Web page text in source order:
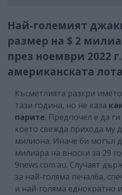
Най-големият
размер на $ 2
през ноември 2022
американската
Късметлията разкри
тази година, но не каза
парите. Предпочел е да
което свежда прихода му
милиона. Иначе би могъл
милиара на вноски за 29
9news.com.au. Случаят
за най-голяма печалба,
и най-голяма еднократно